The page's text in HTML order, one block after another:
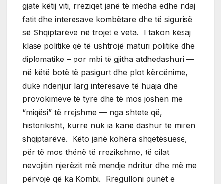
gjatë këtij viti, rreziqet janë të mëdha edhe ndaj
fatit dhe interesave kombëtare dhe të sigurisë
së Shqiptarëve në trojet e veta. I takon kësaj
klase politike që të ushtrojë maturi politike dhe
diplomatike – por mbi të gjitha atdhedashuri —
në këtë botë të pasigurt dhe plot kërcënime,
duke ndenjur larg interesave të huaja dhe
provokimeve të tyre dhe të mos joshen me
“miqësi” të rrejshme — nga shtete që,
historikisht, kurrë nuk ia kanë dashur të mirën
shqiptarëve. Këto janë kohëra shqetësuese,
për të mos thënë të rrezikshme, të cilat
nevojitin njerëzit më mendje ndritur dhe më me
përvojë që ka Kombi. Rregulloni punët e